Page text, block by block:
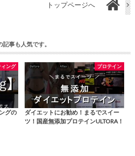
トップページへ
記事も人気です。
ィング
グの
プロテイン
ダイエットにお勧め！まるでスイー
ツ！国産無添加プロテインULTORA！